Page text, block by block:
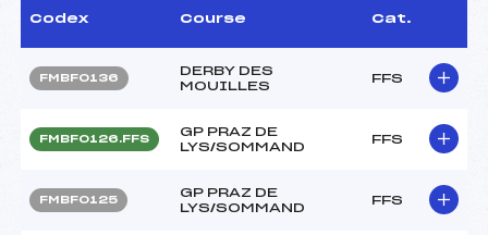
Codex Course Cat.
FMBF0136
DERBY DES
MOUILLES
FFS
FMBF0126.FFS
GP PRAZ DE
LYS/SOMMAND
FFS
FMBF0125
GP PRAZ DE
LYS/SOMMAND
FFS